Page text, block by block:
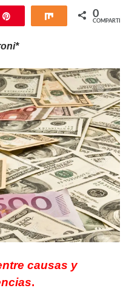
Compartir
0
COMPARTIR
causas y
.